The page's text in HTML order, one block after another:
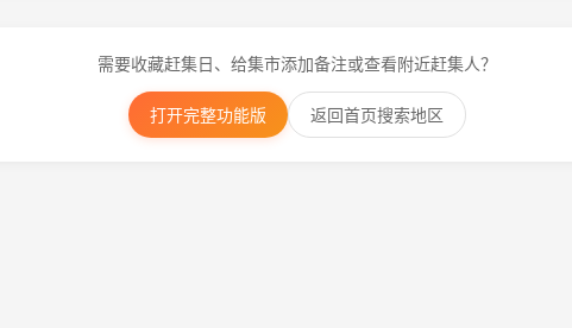
需要收藏赶集日、给集市添加备注或查看附近赶集人？
打开完整功能版 返回首页搜索地区